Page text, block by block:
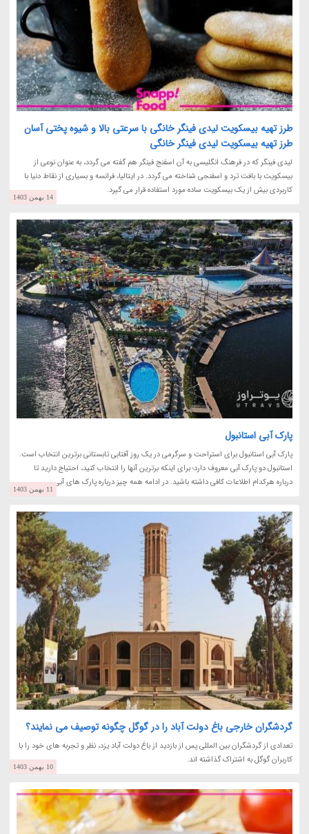
طرز تهیه بیسکویت لیدی فینگر خانگی با سرعتی بالا و شیوه پختی آسان
طرز تهیه بیسکویت لیدی فینگر خانگی
لیدی فینگر که در فرهنگ انگلیسی به آن اسفنج فینگر هم گفته می گردد، به عنوان نوعی از
بیسکویت با بافت ترد و اسفنجی شناخته می گردد. در ایتالیا، فرانسه و بسیاری از نقاط دنیا با
کاربردی بیش از یک بیسکویت ساده مورد استفاده قرار می گیرد.
14 بهمن 1403
پارک آبی استانبول
پارک آبی استانبول برای استراحت و سرگرمی در یک روز آفتابی تابستانی برترین انتخاب است.
استانبول دو پارک آبی معروف دارد؛ برای اینکه برترین آنها را انتخاب کنید، احتیاج دارید تا
درباره هرکدام اطلاعات کافی داشته باشید. در ادامه همه چیز درباره پارک های آبی...
11 بهمن 1403
گردشگران خارجی باغ دولت آباد را در گوگل چگونه توصیف می نمایند؟
تعدادی از گردشگران بین المللی پس از بازدید از باغ دولت آباد یزد، نظر و تجربه های خود را با
کاربران گوگل به اشتراک گذاشته اند.
10 بهمن 1403